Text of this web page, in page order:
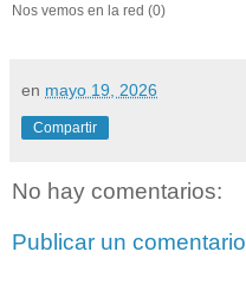
Nos vemos en la red (0)
en mayo 19, 2026
Compartir
No hay comentarios:
Publicar un comentario